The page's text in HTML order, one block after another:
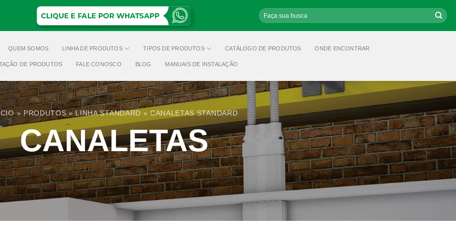
Pesquisar
por:
QUEM SOMOS LINHA DE PRODUTOS TIPOS DE PRODUTOS CATÁLOGO DE PRODUTOS ONDE ENCONTRAR
DE PRODUTOS FALE CONOSCO BLOG MANUAIS DE INSTALAÇÃO
» PRODUTOS » LINHA STANDARD » CANALETAS STANDARD
CANALETAS